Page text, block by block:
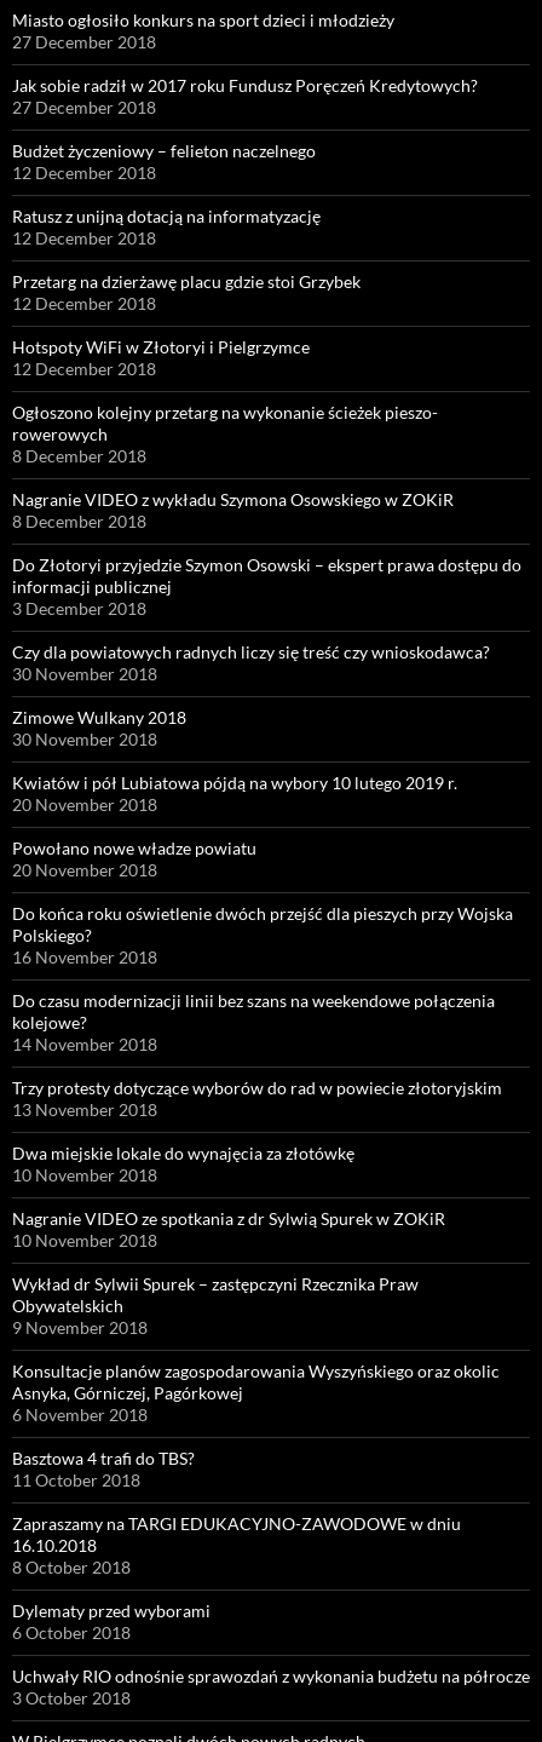
Miasto ogłosiło konkurs na sport dzieci i młodzieży
27 December 2018
Jak sobie radził w 2017 roku Fundusz Poręczeń Kredytowych?
27 December 2018
Budżet życzeniowy – felieton naczelnego
12 December 2018
Ratusz z unijną dotacją na informatyzację
12 December 2018
Przetarg na dzierżawę placu gdzie stoi Grzybek
12 December 2018
Hotspoty WiFi w Złotoryi i Pielgrzymce
12 December 2018
Ogłoszono kolejny przetarg na wykonanie ścieżek pieszo-
rowerowych
8 December 2018
Nagranie VIDEO z wykładu Szymona Osowskiego w ZOKiR
8 December 2018
Do Złotoryi przyjedzie Szymon Osowski – ekspert prawa dostępu do
informacji publicznej
3 December 2018
Czy dla powiatowych radnych liczy się treść czy wnioskodawca?
30 November 2018
Zimowe Wulkany 2018
30 November 2018
Kwiatów i pół Lubiatowa pójdą na wybory 10 lutego 2019 r.
20 November 2018
Powołano nowe władze powiatu
20 November 2018
Do końca roku oświetlenie dwóch przejść dla pieszych przy Wojska
Polskiego?
16 November 2018
Do czasu modernizacji linii bez szans na weekendowe połączenia
kolejowe?
14 November 2018
Trzy protesty dotyczące wyborów do rad w powiecie złotoryjskim
13 November 2018
Dwa miejskie lokale do wynajęcia za złotówkę
10 November 2018
Nagranie VIDEO ze spotkania z dr Sylwią Spurek w ZOKiR
10 November 2018
Wykład dr Sylwii Spurek – zastępczyni Rzecznika Praw
Obywatelskich
9 November 2018
Konsultacje planów zagospodarowania Wyszyńskiego oraz okolic
Asnyka, Górniczej, Pagórkowej
6 November 2018
Basztowa 4 trafi do TBS?
11 October 2018
Zapraszamy na TARGI EDUKACYJNO-ZAWODOWE w dniu
16.10.2018
8 October 2018
Dylematy przed wyborami
6 October 2018
Uchwały RIO odnośnie sprawozdań z wykonania budżetu na półrocze
3 October 2018